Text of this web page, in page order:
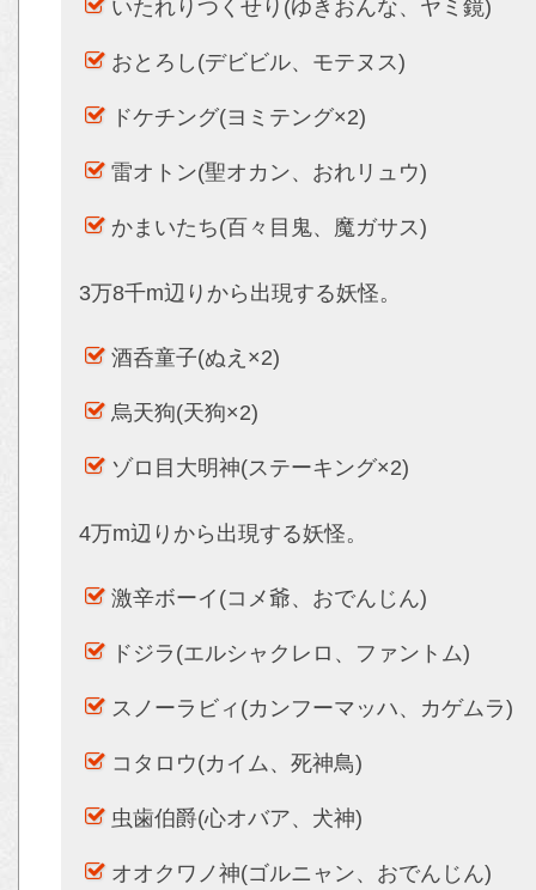
いたれりつくせり(ゆきおんな、ヤミ鏡)
おとろし(デビビル、モテヌス)
ドケチング(ヨミテング×2)
雷オトン(聖オカン、おれリュウ)
かまいたち(百々目鬼、魔ガサス)
3万8千m辺りから出現する妖怪。
酒呑童子(ぬえ×2)
烏天狗(天狗×2)
ゾロ目大明神(ステーキング×2)
4万m辺りから出現する妖怪。
激辛ボーイ(コメ爺、おでんじん)
ドジラ(エルシャクレロ、ファントム)
スノーラビィ(カンフーマッハ、カゲムラ)
コタロウ(カイム、死神鳥)
虫歯伯爵(心オバア、犬神)
オオクワノ神(ゴルニャン、おでんじん)